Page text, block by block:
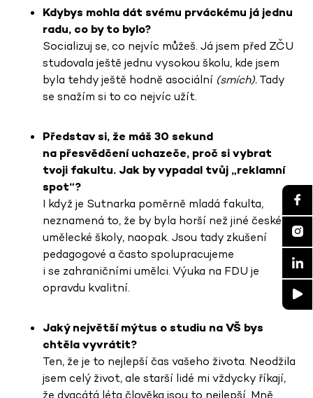
Kdybys mohla dát svému prváckému já jednu
radu, co by to bylo?
Socializuj se, co nejvíc můžeš. Já jsem před ZČU
studovala ještě jednu vysokou školu, kde jsem
byla tehdy ještě hodně asociální (smích).Tady
se snažím si to co nejvíc užít.
Představ si, že máš 30 sekund
na přesvědčení uchazeče, proč si vybrat
tvoji fakultu. Jak by vypadal tvůj „reklamní
spot“?
I když je Sutnarka poměrně mladá fakulta,
neznamená to, že by byla horší než jiné české
umělecké školy, naopak. Jsou tady zkušení
pedagogové a často spolupracujeme
i se zahraničními umělci. Výuka na FDU je
opravdu kvalitní.
Jaký největší mýtus o studiu na VŠ bys
chtěla vyvrátit?
Ten, že je to nejlepší čas vašeho života. Neodžila
jsem celý život, ale starší lidé mi vždycky říkají,
že dvacátá léta člověka jsou to nejlepší. Mně